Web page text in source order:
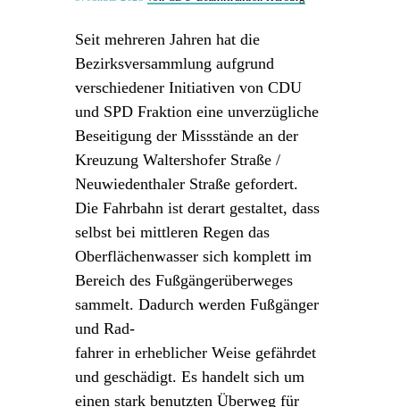
Seit mehreren Jahren hat die
Bezirksversammlung aufgrund
verschiedener Initiativen von CDU
und SPD Fraktion eine unverzügliche
Beseitigung der Missstände an der
Kreuzung Waltershofer Straße /
Neuwiedenthaler Straße gefordert.
Die Fahrbahn ist derart gestaltet, dass
selbst bei mittleren Regen das
Oberflächenwasser sich komplett im
Bereich des Fußgängerüberweges
sammelt. Dadurch werden Fußgänger
und Rad-
fahrer in erheblicher Weise gefährdet
und geschädigt. Es handelt sich um
einen stark benutzten Überweg für